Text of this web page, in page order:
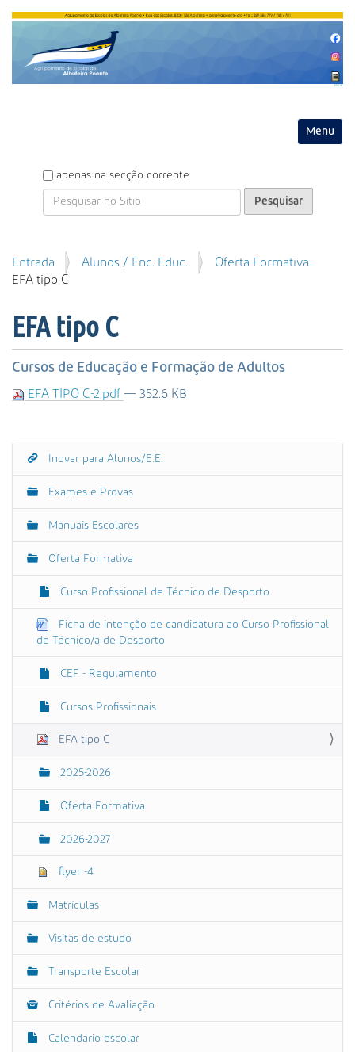
Toggle
P
e
i
s
r
apenas na secção corrente
P
e
u
s
A
Entrada Alunos / Enc. Educ.
Oferta Formativa
EFA tipo C
EFA tipo C
Cursos de Educação e Formação de Adultos
EFA TIPO C-2.pdf — 352.6 KB
N
e
a
Inovar para Alunos/E.E.
Exames e Provas
Manuais Escolares
Oferta Formativa
Curso Profissional de Técnico de Desporto
Ficha de intenção de candidatura ao Curso Profissional
de Técnico/a de Desporto
CEF - Regulamento
Cursos Profissionais
EFA tipo C
2025-2026
Oferta Formativa
2026-2027
flyer -4
Matrículas
Visitas de estudo
Transporte Escolar
Critérios de Avaliação
Calendário escolar